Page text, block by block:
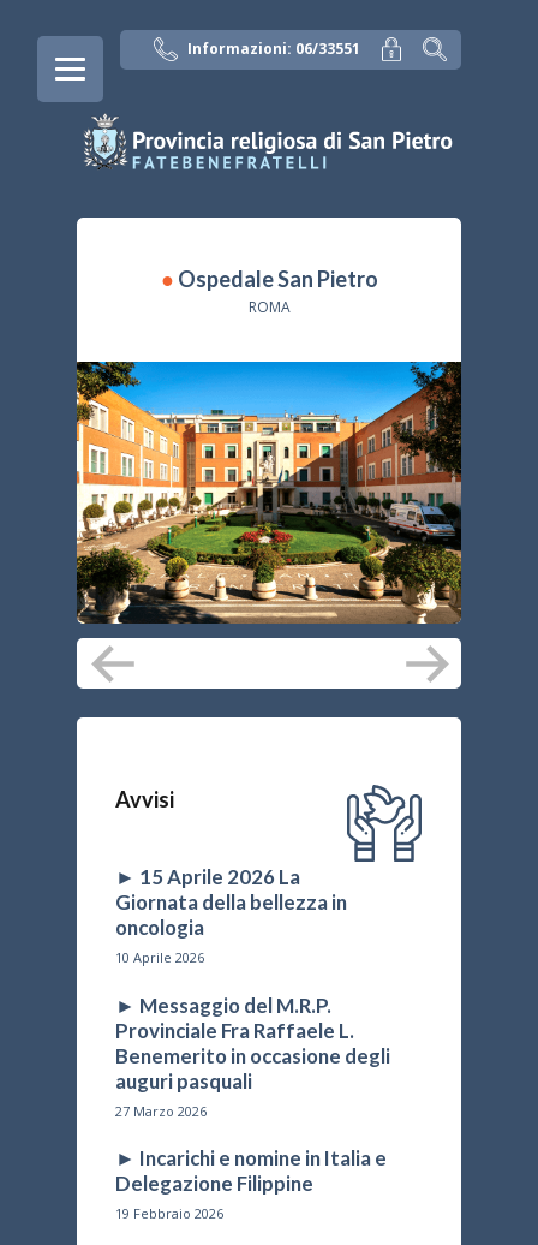
Informazioni: 06/33551
● Ospedale San Pietro
ROMA
Avvisi
► 15 Aprile 2026 La
Giornata della bellezza in
oncologia
10 Aprile 2026
► Messaggio del M.R.P.
Provinciale Fra Raffaele L.
Benemerito in occasione degli
auguri pasquali
27 Marzo 2026
► Incarichi e nomine in Italia e
Delegazione Filippine
19 Febbraio 2026